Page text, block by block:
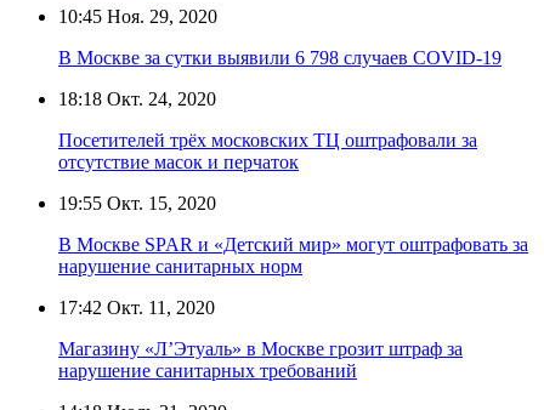
10:45 Ноя. 29, 2020
В Москве за сутки выявили 6 798 случаев COVID-19
18:18 Окт. 24, 2020
Посетителей трёх московских ТЦ оштрафовали за
отсутствие масок и перчаток
19:55 Окт. 15, 2020
В Москве SPAR и «Детский мир» могут оштрафовать за
нарушение санитарных норм
17:42 Окт. 11, 2020
Магазину «Л’Этуаль» в Москве грозит штраф за
нарушение санитарных требований